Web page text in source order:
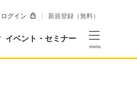
イベント・セミナー
ログイン 新規登録（無料）